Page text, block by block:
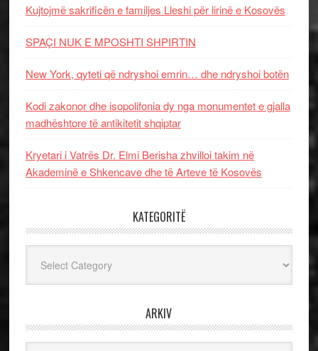
Kujtojmë sakrificën e familjes Lleshi për lirinë e Kosovës
SPAÇI NUK E MPOSHTI SHPIRTIN
New York, qyteti që ndryshoi emrin… dhe ndryshoi botën
Kodi zakonor dhe isopolifonia dy nga monumentet e gjalla
madhështore të antikitetit shqiptar
Kryetari i Vatrës Dr. Elmi Berisha zhvilloi takim në
Akademinë e Shkencave dhe të Arteve të Kosovës
KATEGORITË
ARKIV